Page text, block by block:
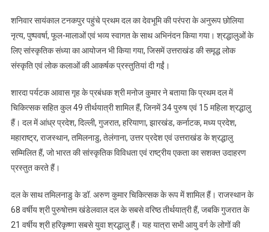
शनिवार सायंकाल टनकपुर पहुंचे प्रथम दल का देवभूमि की परंपरा के अनुरूप छोलिया
नृत्य, पुष्पवर्षा, फूल-मालाओं एवं भव्य स्वागत के साथ अभिनंदन किया गया। श्रद्धालुओं के
लिए सांस्कृतिक संध्या का आयोजन भी किया गया, जिसमें उत्तराखंड की समृद्ध लोक
संस्कृति एवं लोक कलाओं की आकर्षक प्रस्तुतियां दी गईं।
शारदा पर्यटक आवास गृह के प्रबंधक श्री मनोज कुमार ने बताया कि प्रथम दल में
चिकित्सक सहित कुल 49 तीर्थयात्री शामिल हैं, जिनमें 34 पुरुष एवं 15 महिला श्रद्धालु
हैं। दल में आंध्र प्रदेश, दिल्ली, गुजरात, हरियाणा, झारखंड, कर्नाटक, मध्य प्रदेश,
महाराष्ट्र, राजस्थान, तमिलनाडु, तेलंगाना, उत्तर प्रदेश एवं उत्तराखंड के श्रद्धालु
सम्मिलित हैं, जो भारत की सांस्कृतिक विविधता एवं राष्ट्रीय एकता का सशक्त उदाहरण
प्रस्तुत करते हैं।
दल के साथ तमिलनाडु के डॉ. अरुण कुमार चिकित्सक के रूप में शामिल हैं। राजस्थान के
68 वर्षीय श्री पुरुषोत्तम खंडेलवाल दल के सबसे वरिष्ठ तीर्थयात्री हैं, जबकि गुजरात के
21 वर्षीय श्री हरिकृष्णा सबसे युवा श्रद्धालु हैं। यह यात्रा सभी आयु वर्ग के लोगों की